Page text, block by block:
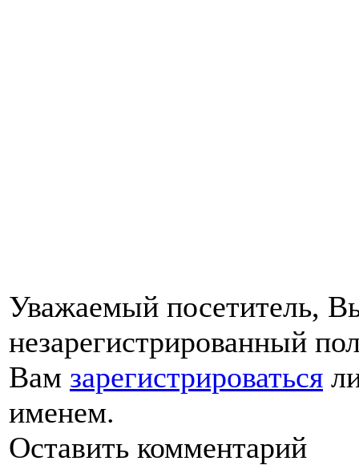
Уважаемый посетитель,
незарегистрированный
Вам зарегистрироваться
именем.
Оставить комментарий